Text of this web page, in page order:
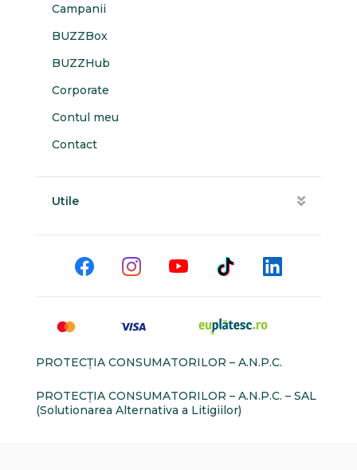
Campanii
BUZZBox
BUZZHub
Corporate
Contul meu
Contact
Utile
PROTECŢIA CONSUMATORILOR – A.N.P.C.
PROTECŢIA CONSUMATORILOR – A.N.P.C. – SAL
(Solutionarea Alternativa a Litigiilor)